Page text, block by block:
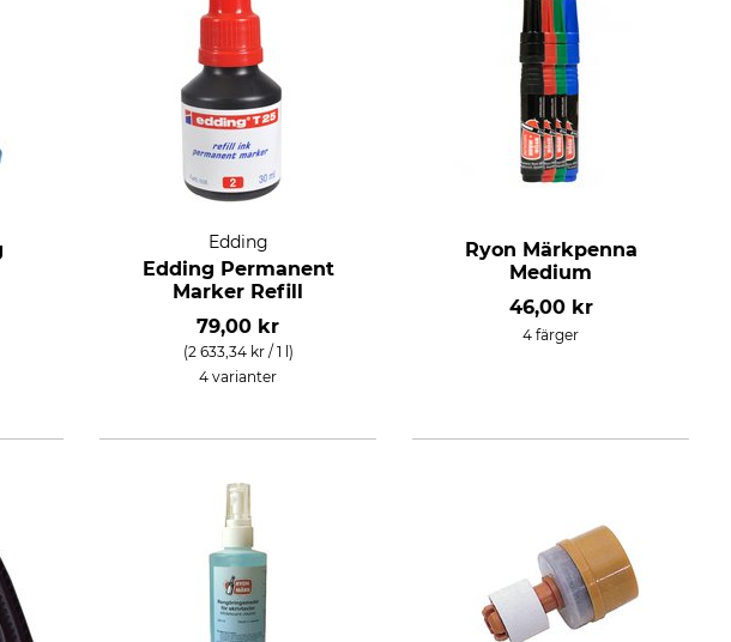
Edding
Edding Permanent
Marker Refill
79,00 kr
(2 633,34 kr / 1 l)
4 varianter
Ryon Märkpenna
Medium
46,00 kr
4 färger